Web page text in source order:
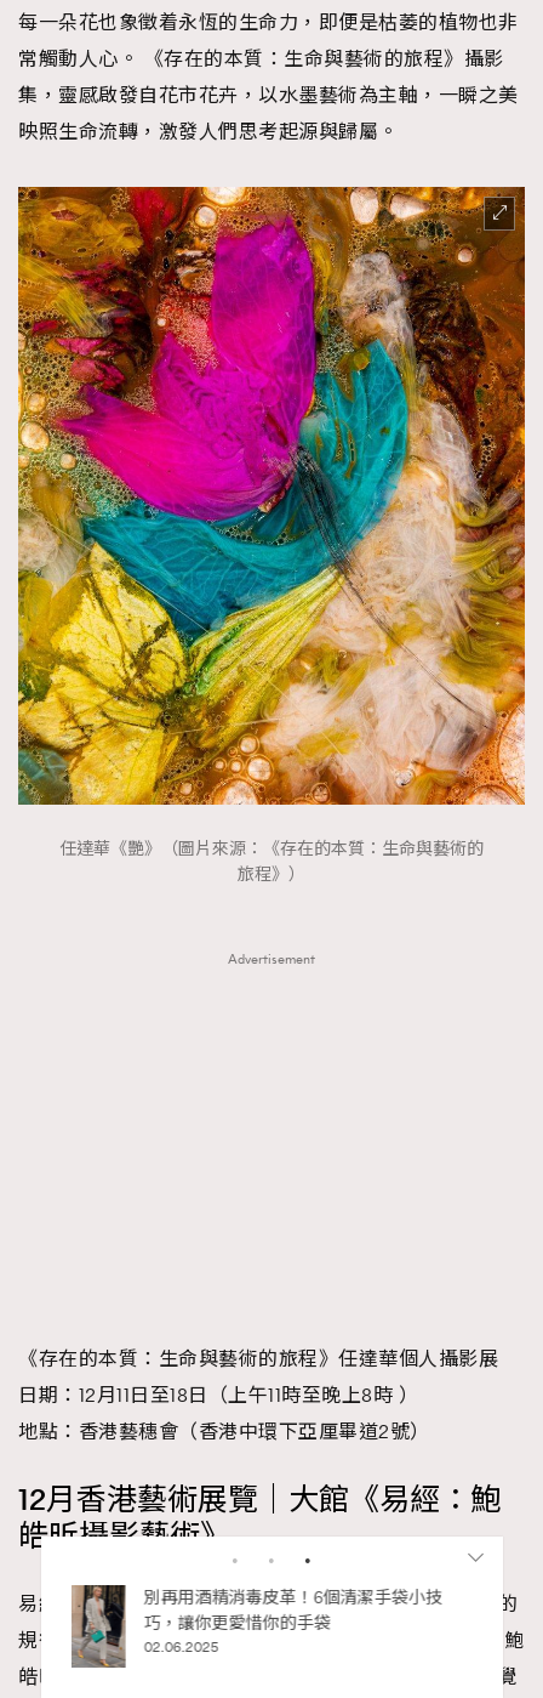
每一朵花也象徵着永恆的生命力，即便是枯萎的植物也非
常觸動人心。 《存在的本質：生命與藝術的旅程》攝影
集，靈感啟發自花市花卉，以水墨藝術為主軸，一瞬之美
映照生命流轉，激發人們思考起源與歸屬。
任達華《艷》（圖片來源：《存在的本質：生命與藝術的
旅程》）
Advertisement
《存在的本質：生命與藝術的旅程》任達華個人攝影展
日期：12月11日至18日（上午11時至晚上8時 ）
地點：香港藝穗會（香港中環下亞厘畢道2號）
12月香港藝術展覽｜大館《易經：鮑
皓昕攝影藝術》
易經不是占卜問事的工具，也蘊含了天地萬物週而復始的
規律和人生智慧。 大館最新文化遺產專題展覽《易經：鮑
皓昕攝影藝術》，透過香港著名攝影藝術家鮑皓昕的視覺
的顯
別再用酒精消毒皮革！6個清潔手袋小技
巧，讓你更愛惜你的手袋
02.06.2025